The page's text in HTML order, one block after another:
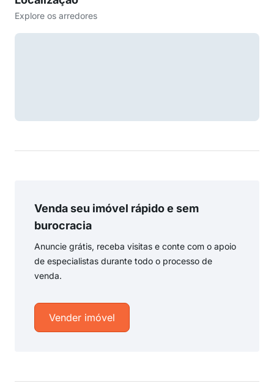
Explore os arredores
Venda seu imóvel rápido e sem
burocracia
Anuncie grátis, receba visitas e conte com o apoio
de especialistas durante todo o processo de
venda.
Vender imóvel